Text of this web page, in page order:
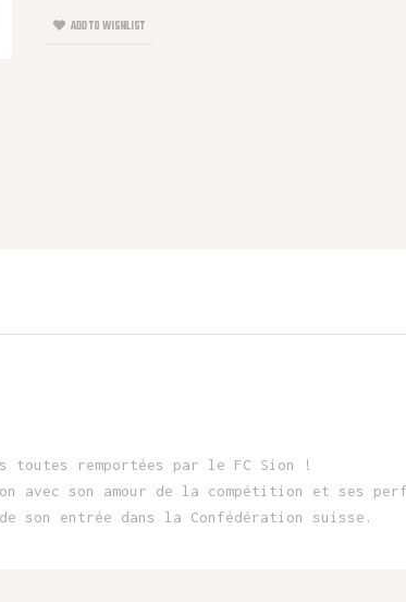
ADD TO WISHLIST
remportées par le FC Sion !
son amour de la compétition et ses
son entrée dans la Confédération suisse.